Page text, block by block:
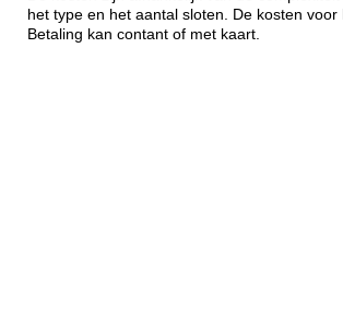
het type en het aantal sloten. De kosten
Betaling kan contant of met kaart.